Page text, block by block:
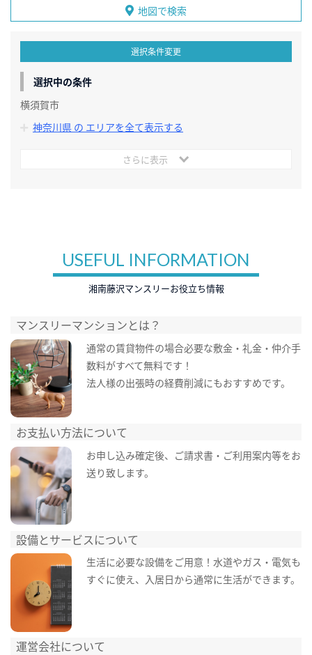
地図で検索
選択条件変更
選択中の条件
横須賀市
神奈川県 の エリアを全て表示する
さらに表示
USEFUL INFORMATION
湘南藤沢マンスリーお役立ち情報
マンスリーマンションとは？
通常の賃貸物件の場合必要な敷金・礼金・仲介手
数料がすべて無料です！
法人様の出張時の経費削減にもおすすめです。
お支払い方法について
お申し込み確定後、ご請求書・ご利用案内等をお
送り致します。
設備とサービスについて
生活に必要な設備をご用意！水道やガス・電気も
すぐに使え、入居日から通常に生活ができます。
運営会社について